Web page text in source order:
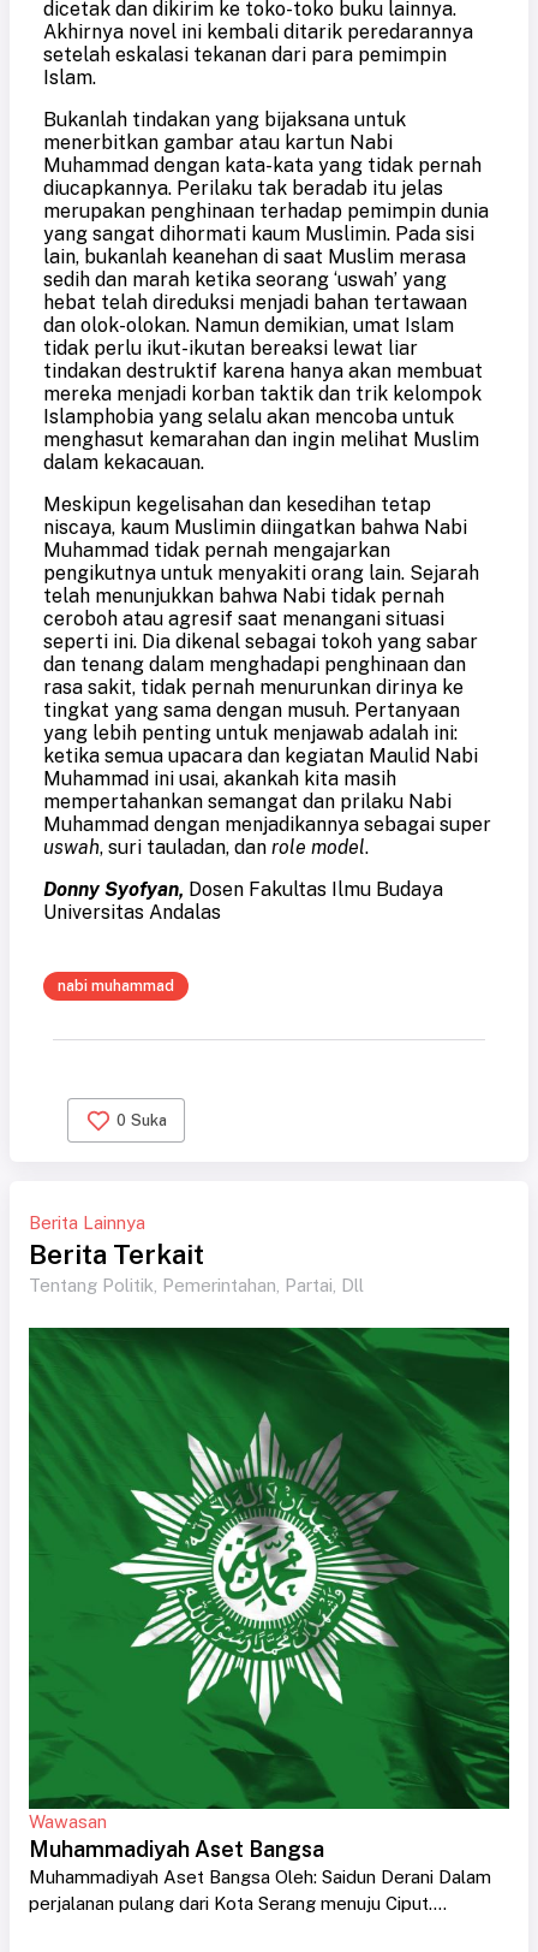
dicetak dan dikirim ke toko-toko buku lainnya.
Akhirnya novel ini kembali ditarik peredarannya
setelah eskalasi tekanan dari para pemimpin
Islam.
Bukanlah tindakan yang bijaksana untuk
menerbitkan gambar atau kartun Nabi
Muhammad dengan kata-kata yang tidak pernah
diucapkannya. Perilaku tak beradab itu jelas
merupakan penghinaan terhadap pemimpin dunia
yang sangat dihormati kaum Muslimin. Pada sisi
lain, bukanlah keanehan di saat Muslim merasa
sedih dan marah ketika seorang ‘uswah’ yang
hebat telah direduksi menjadi bahan tertawaan
dan olok-olokan. Namun demikian, umat Islam
tidak perlu ikut-ikutan bereaksi lewat liar
tindakan destruktif karena hanya akan membuat
mereka menjadi korban taktik dan trik kelompok
Islamphobia yang selalu akan mencoba untuk
menghasut kemarahan dan ingin melihat Muslim
dalam kekacauan.
Meskipun kegelisahan dan kesedihan tetap
niscaya, kaum Muslimin diingatkan bahwa Nabi
Muhammad tidak pernah mengajarkan
pengikutnya untuk menyakiti orang lain. Sejarah
telah menunjukkan bahwa Nabi tidak pernah
ceroboh atau agresif saat menangani situasi
seperti ini. Dia dikenal sebagai tokoh yang sabar
dan tenang dalam menghadapi penghinaan dan
rasa sakit, tidak pernah menurunkan dirinya ke
tingkat yang sama dengan musuh. Pertanyaan
yang lebih penting untuk menjawab adalah ini:
ketika semua upacara dan kegiatan Maulid Nabi
Muhammad ini usai, akankah kita masih
mempertahankan semangat dan prilaku Nabi
Muhammad dengan menjadikannya sebagai super
uswah, suri tauladan, dan role model.
Donny Syofyan, Dosen Fakultas Ilmu Budaya
Universitas Andalas
nabi muhammad
0 Suka
Berita Lainnya
Berita Terkait
Tentang Politik, Pemerintahan, Partai, Dll
Wawasan
Muhammadiyah Aset Bangsa
Muhammadiyah Aset Bangsa Oleh: Saidun Derani Dalam
perjalanan pulang dari Kota Serang menuju Ciput....